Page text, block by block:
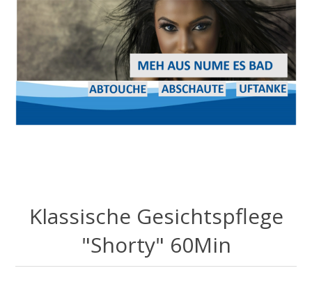
Klassische Gesichtspflege
"Shorty" 60Min